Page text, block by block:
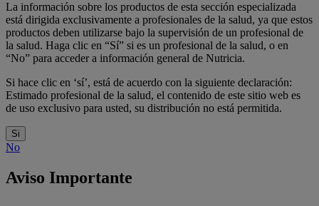
La información sobre los productos de esta sección especializada
está dirigida exclusivamente a profesionales de la salud, ya que estos
productos deben utilizarse bajo la supervisión de un profesional de
la salud. Haga clic en “Sí” si es un profesional de la salud, o en
“No” para acceder a información general de Nutricia.
Si hace clic en ‘sí’, está de acuerdo con la siguiente declaración:
Estimado profesional de la salud, el contenido de este sitio web es
de uso exclusivo para usted, su distribución no está permitida.
Si
No
Aviso Importante